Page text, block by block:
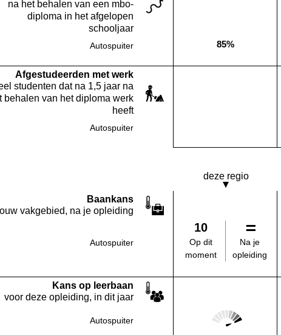
na het behalen van een mbo-
diploma in het afgelopen
schooljaar
Autospuiter Deze opleiding:
85%
Af­gestudeerden met werk
studenten dat na 1,5 jaar na
behalen van het diploma werk
heeft
Autospuiter
deze regio
Baankans
vakgebied, na je opleiding
Autospuiter
10
Op dit
moment
Na je
opleiding
Kans op leerbaan
voor deze opleiding, in dit jaar
Autospuiter Deze regio:
Score: 5 van 5